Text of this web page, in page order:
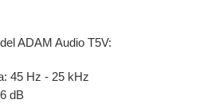
ADAM Audio T5V:
45 Hz - 25 kHz
dB